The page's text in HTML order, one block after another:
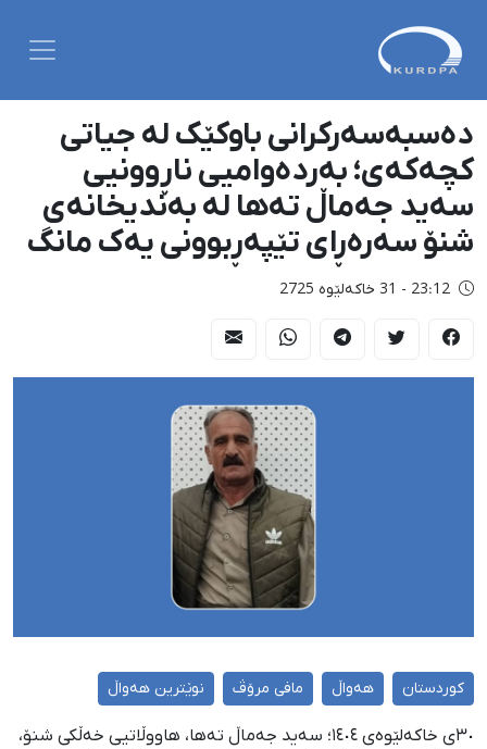
دەسبەسەرکرانی باوکێک لە جیاتی
کچەکەی؛ بەردەوامیی ناڕوونیی
سەید جەماڵ تەها لە بەندیخانەی
شنۆ سەرەڕای تێپەڕبوونی یەک مانگ
23:12 - 31 خاکەلێوه 2725
کوردستان هەواڵ مافی مرۆڤ نوێترین هەواڵ
٣٠ی خاکەلێوەی ١٤٠٤؛ سەید جەماڵ تەها، هاووڵاتیی خەڵکی شنۆ،